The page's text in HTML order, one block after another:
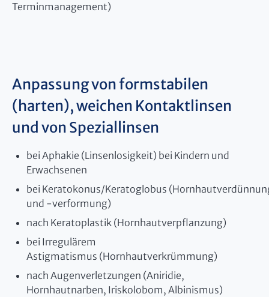
Terminmanagement)
Anpassung von formstabilen
(harten), weichen Kontaktlinsen
und von Speziallinsen
bei Aphakie (Linsenlosigkeit) bei Kindern und
Erwachsenen
bei Keratokonus/Keratoglobus
und -verformung)
nach Keratoplastik (Hornhautverpflanzung)
bei Irregulärem
Astigmatismus (Hornhautverkrümmung)
nach Augenverletzungen (Aniridie,
Hornhautnarben, Iriskolobom, Albinismus)